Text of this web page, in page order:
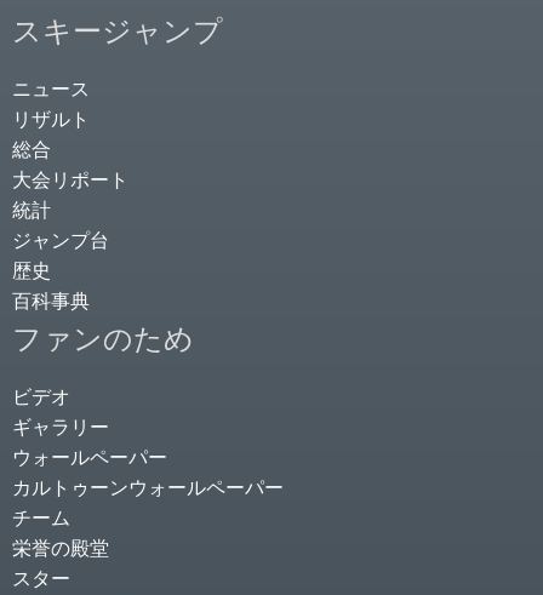
スキージャンプ
ニュース
リザルト
総合
大会リポート
統計
ジャンプ台
歴史
百科事典
ファンのため
ビデオ
ギャラリー
ウォールペーパー
カルトゥーンウォールペーパー
チーム
栄誉の殿堂
スター